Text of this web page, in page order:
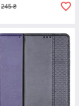
245 ₴